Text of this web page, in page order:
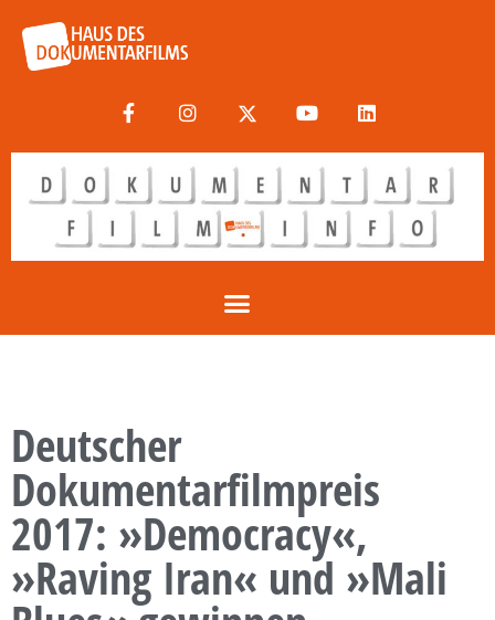
Deutscher
Dokumentarfilmpreis
2017: »Democracy«,
»Raving Iran« und »Mali